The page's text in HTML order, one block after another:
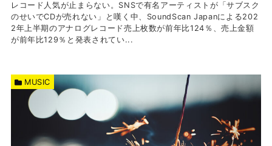
レコード人気が止まらない。SNSで有名アーティストが「サブスク
のせいでCDが売れない」と嘆く中、SoundScan Japanによる202
2年上半期のアナログレコード売上枚数が前年比124％、売上金額
が前年比129％と発表されてい...
MUSIC